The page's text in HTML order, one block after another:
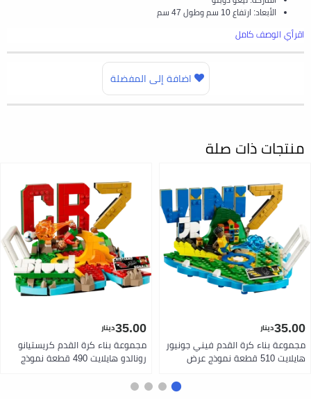
الأبعاد: ارتفاع 10 سم وطول 47 سم
اقرأي الوصف كامل
اضافة إلى المفضلة
منتجات ذات صلة
35.00دينار
مجموعة بناء كرة القدم فيني جونيور
هايلايت 510 قطعة نموذج عرض
35.00دينار
مجموعة بناء كرة القدم كريستيانو
رونالدو هايلايت 490 قطعة نموذج
البرتغال ورمز كرستيانو هدية رائعة